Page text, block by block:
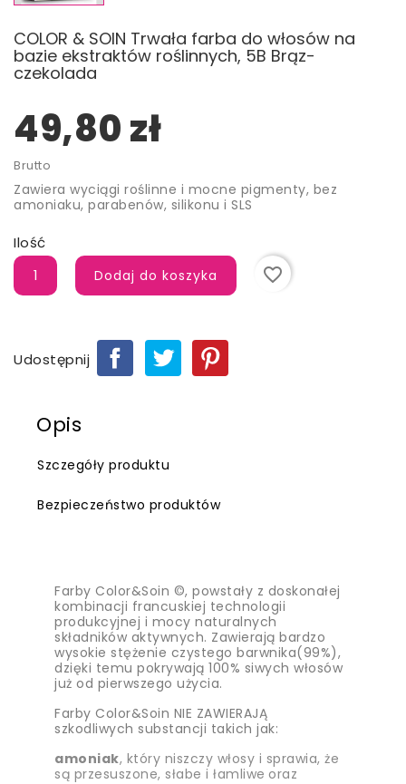
COLOR & SOIN Trwała farba do włosów na
bazie ekstraktów roślinnych, 5B Brąz-
czekolada
49,80 zł
Brutto
Zawiera wyciągi roślinne i mocne pigmenty, bez
amoniaku, parabenów, silikonu i SLS
Ilość
Dodaj do koszyka favorite_border
Udostępnij
Opis
Szczegóły produktu
Bezpieczeństwo produktów
Farby Color&Soin ©, powstały z doskonałej
kombinacji francuskiej technologii
produkcyjnej i mocy naturalnych
składników aktywnych. Zawierają bardzo
wysokie stężenie czystego barwnika(99%),
dzięki temu pokrywają 100% siwych włosów
już od pierwszego użycia.
Farby Color&Soin NIE ZAWIERAJĄ
szkodliwych substancji takich jak:
amoniak, który niszczy włosy i sprawia, że
są przesuszone, słabe i łamliwe oraz